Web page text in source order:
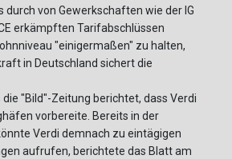
durch von Gewerkschaften wie der IG
erkämpften Tarifabschlüssen
"einigermaßen" zu halten,
in Deutschland sichert die
"Bild"-Zeitung berichtet, dass Verdi
vorbereite. Bereits in der
Verdi demnach zu eintägigen
aufrufen, berichtete das Blatt am